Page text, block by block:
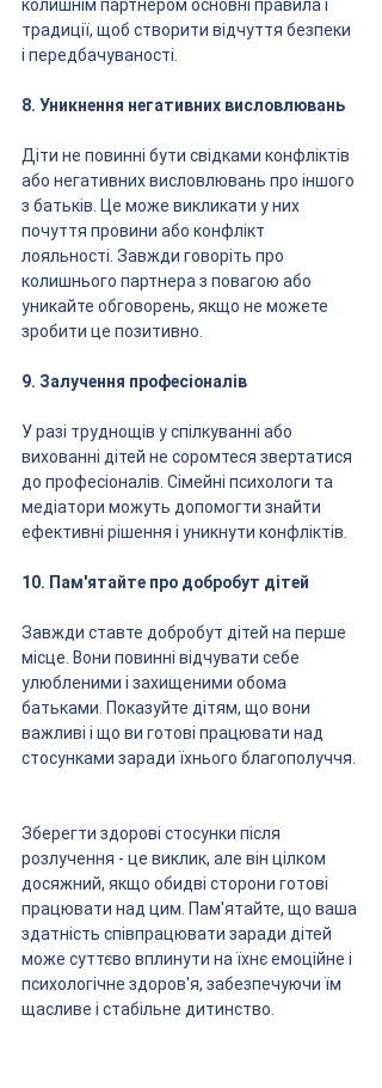
колишнім партнером основні правила і
традиції, щоб створити відчуття безпеки
і передбачуваності.
8. Уникнення негативних висловлювань
Діти не повинні бути свідками конфліктів
або негативних висловлювань про іншого
з батьків. Це може викликати у них
почуття провини або конфлікт
лояльності. Завжди говоріть про
колишнього партнера з повагою або
уникайте обговорень, якщо не можете
зробити це позитивно.
9. Залучення професіоналів
У разі труднощів у спілкуванні або
вихованні дітей не соромтеся звертатися
до професіоналів. Сімейні психологи та
медіатори можуть допомогти знайти
ефективні рішення і уникнути конфліктів.
10. Пам'ятайте про добробут дітей
Завжди ставте добробут дітей на перше
місце. Вони повинні відчувати себе
улюбленими і захищеними обома
батьками. Показуйте дітям, що вони
важливі і що ви готові працювати над
стосунками заради їхнього благополуччя.
Зберегти здорові стосунки після
розлучення - це виклик, але він цілком
досяжний, якщо обидві сторони готові
працювати над цим. Пам'ятайте, що ваша
здатність співпрацювати заради дітей
може суттєво вплинути на їхнє емоційне і
психологічне здоров'я, забезпечуючи їм
щасливе і стабільне дитинство.